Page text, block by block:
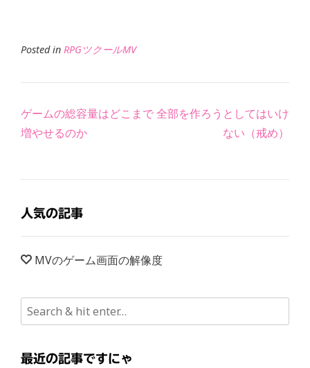
Posted in RPGツクールMV
Post
navigation
ゲームの総容量はどこまで
増やせるのか
全部を作ろうとしてはいけ
ない（戒め）
人気の記事
MVのゲーム画面の解像度
最近の記事ですにゃ